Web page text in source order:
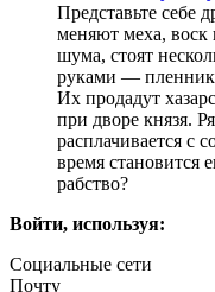
Представьте себе
меняют меха, воск
шума, стоят
руками —
Их продадут
при дворе князя.
расплачивается с
время становится
рабство?
Войти, используя:
Социальные сети
Почту